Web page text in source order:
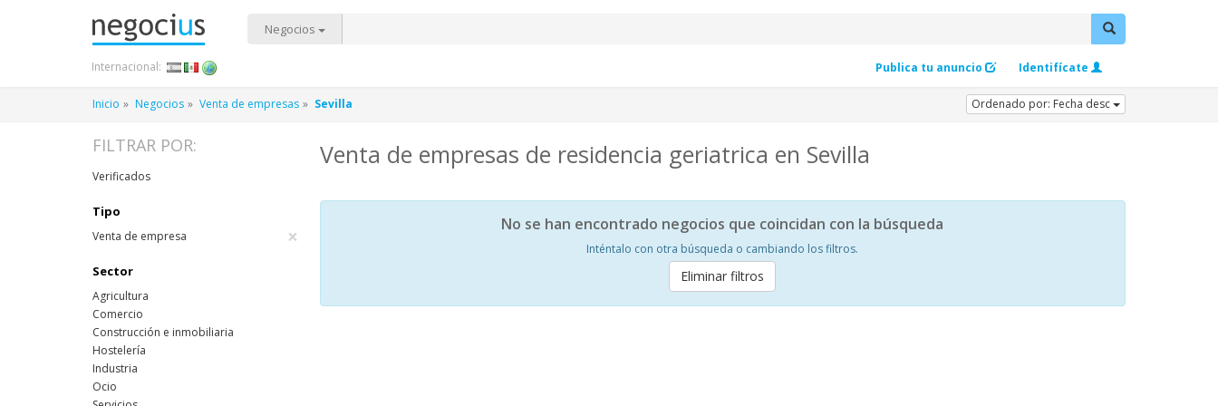
Negocios
Publica tu anuncio Identifícate
Internacional:
Inicio Negocios Venta de empresas Sevilla Ordenado por: Fecha desc
Venta de empresas de residencia geriatrica en Sevilla
No se han encontrado negocios que coincidan con la búsqueda
Inténtalo con otra búsqueda o cambiando los filtros.
Eliminar filtros
FILTRAR POR:
Verificados
Tipo
Venta de empresa ×
Sector
Agricultura
Comercio
Construcción e inmobiliaria
Hostelería
Industria
Ocio